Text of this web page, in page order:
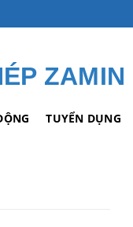
ZAMIN
TUYỂN DỤNG